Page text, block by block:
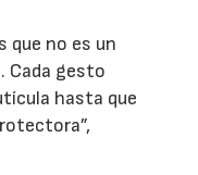
que no es un
Cada gesto
hasta que